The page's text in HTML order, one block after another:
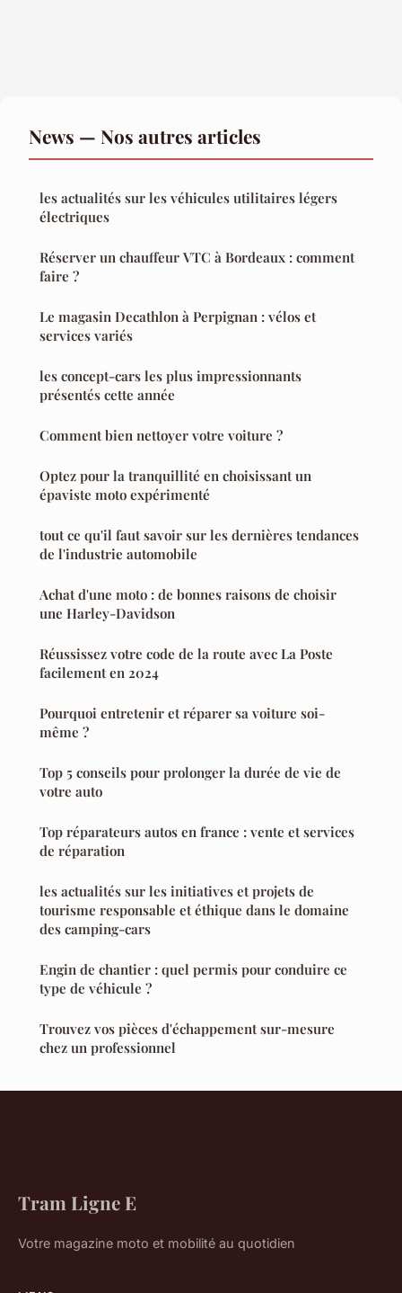
News — Nos autres articles
les actualités sur les véhicules utilitaires légers
électriques
Réserver un chauffeur VTC à Bordeaux : comment
faire ?
Le magasin Decathlon à Perpignan : vélos et
services variés
les concept-cars les plus impressionnants
présentés cette année
Comment bien nettoyer votre voiture ?
Optez pour la tranquillité en choisissant un
épaviste moto expérimenté
tout ce qu'il faut savoir sur les dernières tendances
de l'industrie automobile
Achat d'une moto : de bonnes raisons de choisir
une Harley-Davidson
Réussissez votre code de la route avec La Poste
facilement en 2024
Pourquoi entretenir et réparer sa voiture soi-
même ?
Top 5 conseils pour prolonger la durée de vie de
votre auto
Top réparateurs autos en france : vente et services
de réparation
les actualités sur les initiatives et projets de
tourisme responsable et éthique dans le domaine
des camping-cars
Engin de chantier : quel permis pour conduire ce
type de véhicule ?
Trouvez vos pièces d'échappement sur-mesure
chez un professionnel
Tram Ligne E
Votre magazine moto et mobilité au quotidien